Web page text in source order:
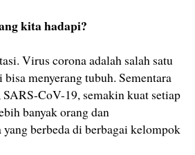
kita hadapi?
Virus corona adalah salah satu
menyerang tubuh. Sementara
CoV-19, semakin kuat setiap
banyak orang dan
berbeda di berbagai kelompok